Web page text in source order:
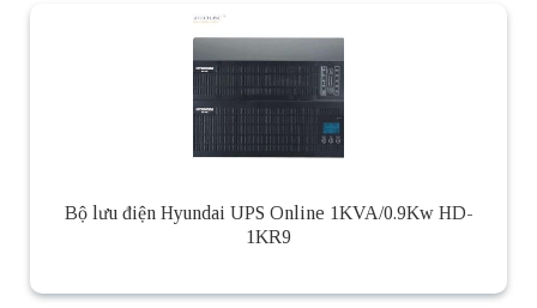
Bộ lưu điện Hyundai UPS Online 1KVA/0.9Kw HD-
1KR9